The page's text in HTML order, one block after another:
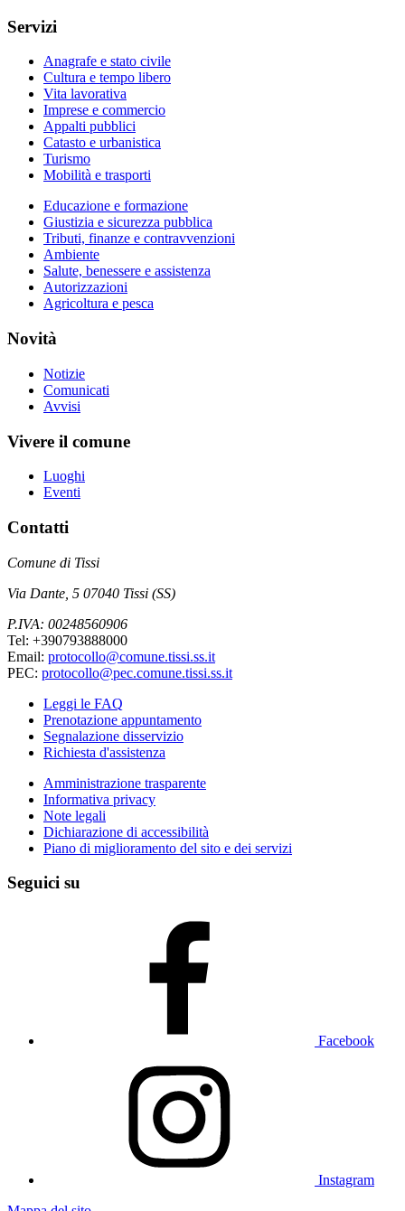
Servizi
Anagrafe e stato civile
Cultura e tempo libero
Vita lavorativa
Imprese e commercio
Appalti pubblici
Catasto e urbanistica
Turismo
Mobilità e trasporti
Educazione e formazione
Giustizia e sicurezza pubblica
Tributi, finanze e contravvenzioni
Ambiente
Salute, benessere e assistenza
Autorizzazioni
Agricoltura e pesca
Novità
Notizie
Comunicati
Avvisi
Vivere il comune
Luoghi
Eventi
Contatti
Comune di Tissi
Via Dante, 5 07040 Tissi (SS)
P.IVA: 00248560906
Tel: +390793888000
Email: protocollo@comune.tissi.ss.it
PEC: protocollo@pec.comune.tissi.ss.it
Leggi le FAQ
Prenotazione appuntamento
Segnalazione disservizio
Richiesta d'assistenza
Amministrazione trasparente
Informativa privacy
Note legali
Dichiarazione di accessibilità
Piano di miglioramento del sito e dei servizi
Seguici su
Facebook
Instagram